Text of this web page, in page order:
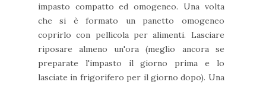
impasto compatto ed omogeneo. Una volta
che si è formato un panetto omogeneo
coprirlo con pellicola per alimenti. Lasciare
riposare almeno un'ora (meglio ancora se
preparate l'impasto il giorno prima e lo
lasciate in frigorifero per il giorno dopo). Una